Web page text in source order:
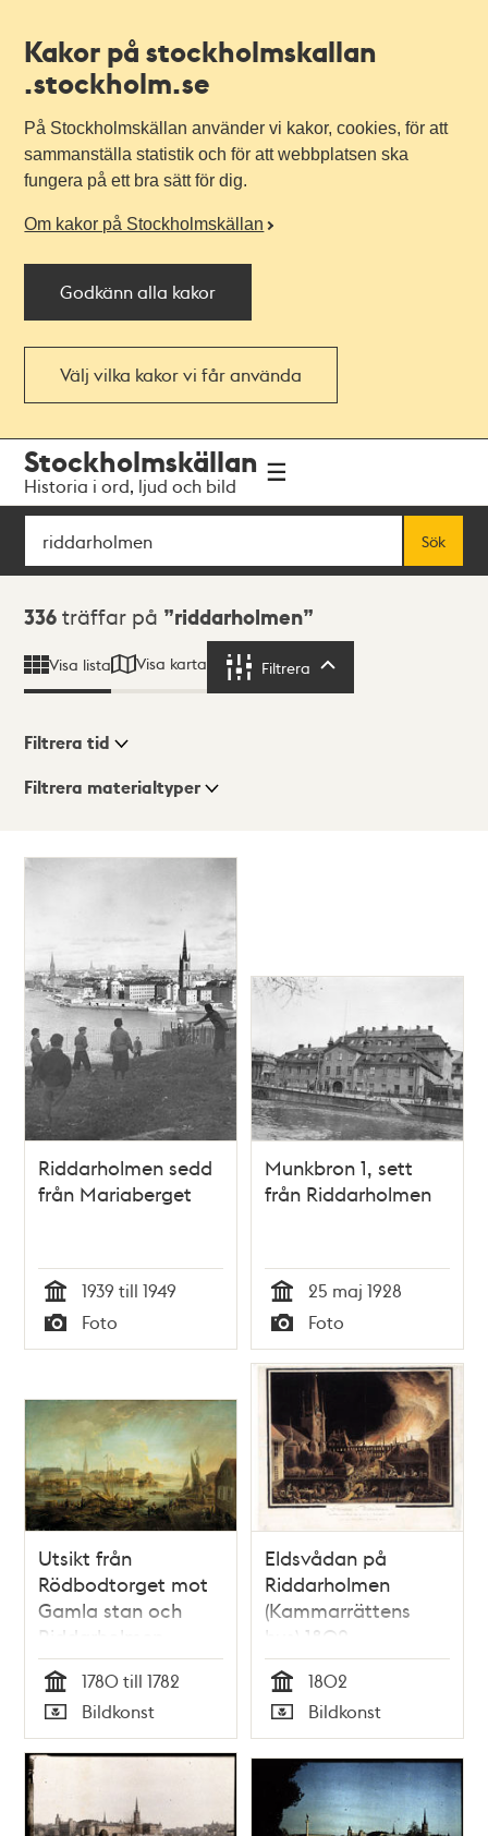
Kakor på stockholmskallan
.stockholm.se
På Stockholmskällan använder vi kakor, cookies, för att
sammanställa statistik och för att webbplatsen ska
fungera på ett bra sätt för dig.
Om kakor på Stockholmskällan
Godkänn alla kakor
Välj vilka kakor vi får använda
navigationen
huvudinnehållet
Stockholmskällan
Historia i ord, ljud och bild
Sök
Sök
Sökresultat
336 träffar på riddarholmen
Visa lista Visa karta Filtrera
Visningsläge
Filtrera tid
Filtrera materialtyper
336
Riddarholmen sedd
från Mariaberget
Tid
1939 till 1949
Typ
Foto
Munkbron 1, sett
från Riddarholmen
Tid
25 maj 1928
Typ
Foto
Utsikt från
Rödbodtorget mot
Gamla stan och
Riddarholmen
Tid
1780 till 1782
Typ
Bildkonst
Eldsvådan på
Riddarholmen
(Kammarrättens
hus) 1802
Tid
1802
Typ
Bildkonst